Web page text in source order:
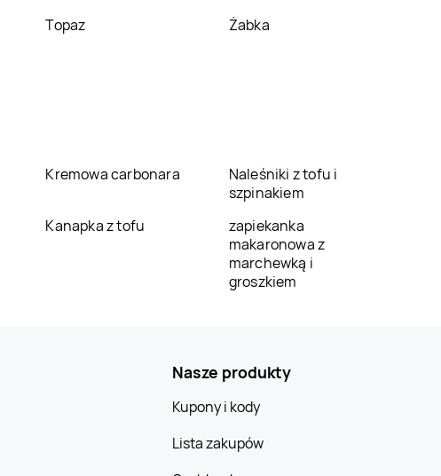
Topaz Żabka
Kremowa carbonara
Naleśniki z tofu i
szpinakiem
Kanapka z tofu
zapiekanka
makaronowa z
marchewką i
groszkiem
Nasze produkty
Kupony i kody
Lista zakupów